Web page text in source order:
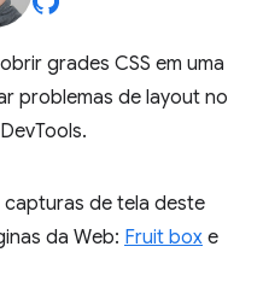
grades CSS em uma
problemas de layout no
de tela deste
da Web: Fruit box e